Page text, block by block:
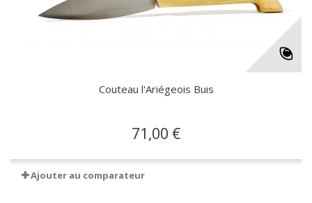
Couteau l'Ariégeois Buis
71,00 €
Ajouter au comparateur